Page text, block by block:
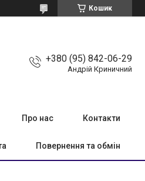
Кошик
+380 (95) 842-06-29
Андрій Криничний
Про нас Контакти
Повернення та обмін